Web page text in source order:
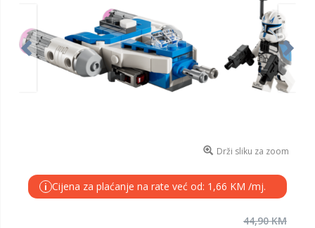
Drži sliku za zoom
i Cijena za plaćanje na rate već od: 1,66 KM /mj.
44,90 KM